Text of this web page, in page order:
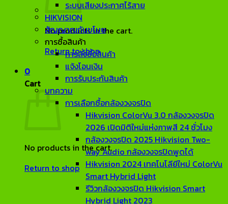
No products in the cart.
Return to shop
0
Cart
No products in the cart.
Return to shop
ระบบเสียงประกาศไร้สาย
HIKVISION
สัญญาณกันขโมย
การซื้อสินค้า
การสั่งซื้อสินค้า
แจ้งโอนเงิน
การรับประกันสินค้า
บทความ
การเลือกซื้อกล้องวงจรปิด
Hikvision ColorVu 3.0 กล้องวงจรปิด
2026 เปิดมิติใหม่แห่งภาพสี 24 ชั่วโมง
กล้องวงจรปิด 2025 Hikvision Two-
way Audio กล้องวงจรปิดพูดได้
Hikvision 2024 เทคโนโลียีใหม่ ColorVu
Smart Hybrid Light
รีวิวกล้องวงจรปิด Hikvision Smart
Hybrid Light 2023